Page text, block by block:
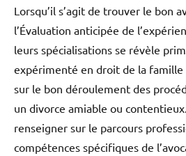
Lorsqu’il s’agit de trouver le bon
l’Évaluation anticipée de
leurs spécialisations se révèle
expérimenté en droit de la
sur le bon déroulement des
un divorce amiable ou
renseigner sur le parcours
compétences spécifiques de